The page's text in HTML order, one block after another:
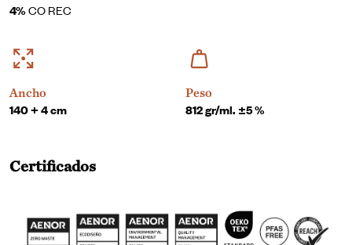
4%CO REC
Ancho
140 + 4 cm
Peso
812 gr/ml. ±5 %
Certificados